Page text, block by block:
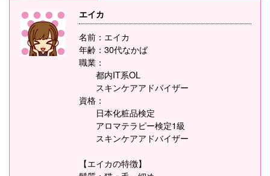
エイカ
名前：エイカ
年齢：30代なかば
職業：
都内IT系OL
スキンケアアドバイザー
資格：
日本化粧品検定
アロマテラピー検定1級
スキンケアアドバイザー
【エイカの特徴】